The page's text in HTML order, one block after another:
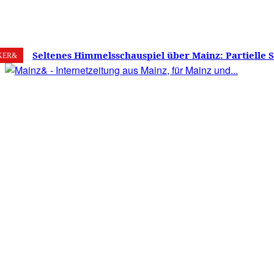
6. August 2026 29 Mainz
Seltenes Himmelsschauspiel über Mainz: Partielle
am 12. August 2026 – Sonne zu etwa 88 Prozent